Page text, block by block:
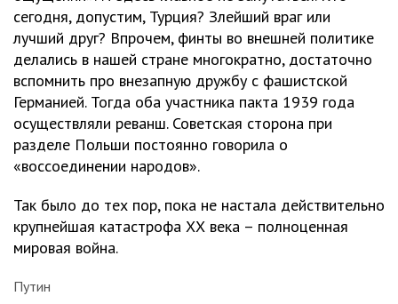
сегодня, допустим, Турция? Злейший враг или
лучший друг? Впрочем, финты во внешней политике
делались в нашей стране многократно, достаточно
вспомнить про внезапную дружбу с фашистской
Германией. Тогда оба участника пакта 1939 года
осуществляли реванш. Советская сторона при
разделе Польши постоянно говорила о
«воссоединении народов».
Так было до тех пор, пока не настала действительно
крупнейшая катастрофа ХХ века – полноценная
мировая война.
Путин